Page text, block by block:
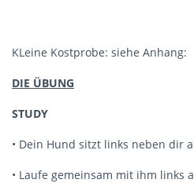
KLeine Kostprobe: siehe Anhang:
DIE ÜBUNG
STUDY
• Dein Hund sitzt links neben dir
• Laufe gemeinsam mit ihm links